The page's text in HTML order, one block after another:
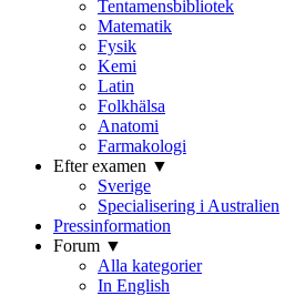
Tentamensbibliotek
Matematik
Fysik
Kemi
Latin
Folkhälsa
Anatomi
Farmakologi
Efter examen ▼
Sverige
Specialisering i Australien
Pressinformation
Forum ▼
Alla kategorier
In English